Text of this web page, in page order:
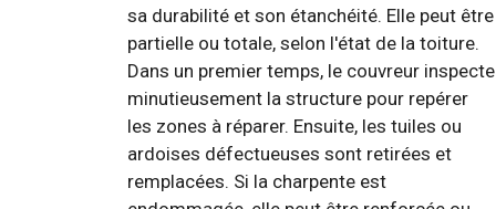
sa durabilité et son étanchéité. Elle peut être
partielle ou totale, selon l'état de la toiture.
Dans un premier temps, le couvreur inspecte
minutieusement la structure pour repérer
les zones à réparer. Ensuite, les tuiles ou
ardoises défectueuses sont retirées et
remplacées. Si la charpente est